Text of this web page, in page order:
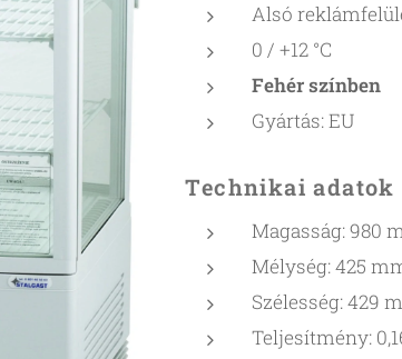
Alsó
0 / +12 °C
Fehér színben
Gyártás: EU
Technikai adatok
Magasság: 980
Mélység: 425
Szélesség: 429
Teljesítmény: